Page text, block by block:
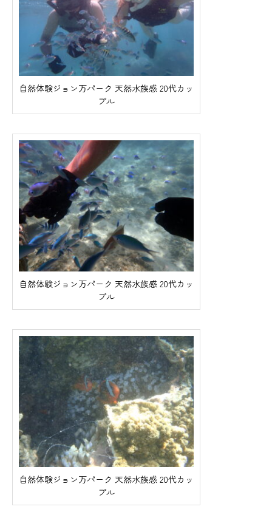
自然体験ジョン万パーク 天然水族感 20代カッ
プル
自然体験ジョン万パーク 天然水族感 20代カッ
プル
自然体験ジョン万パーク 天然水族感 20代カッ
プル